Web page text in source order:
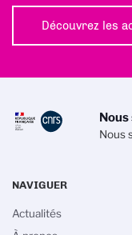
Découvrez les
Nous
NAVIGUER
Actualités